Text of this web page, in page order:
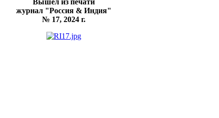
журнал "Россия & Индия"
№ 17, 2024 г.